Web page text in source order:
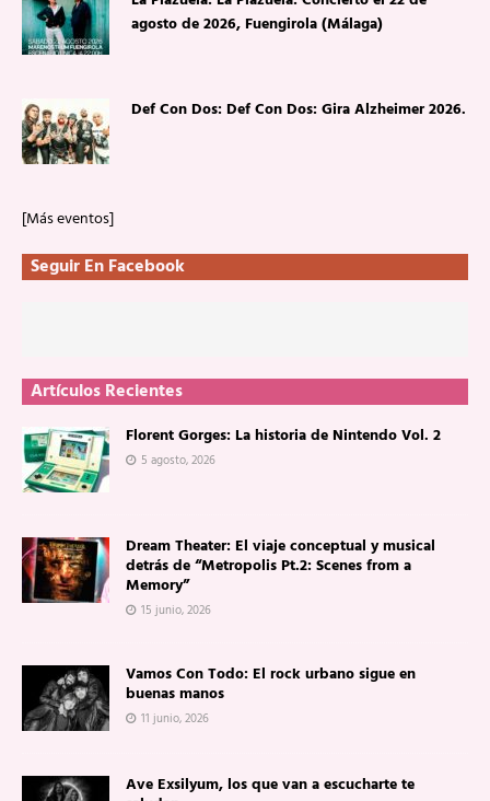
agosto de 2026, Fuengirola (Málaga)
Def Con Dos: Def Con Dos: Gira Alzheimer 2026.
[Más eventos]
Seguir En Facebook
Artículos Recientes
Florent Gorges: La historia de Nintendo Vol. 2
5 agosto, 2026
Dream Theater: El viaje conceptual y musical
detrás de “Metropolis Pt.2: Scenes from a
Memory”
15 junio, 2026
Vamos Con Todo: El rock urbano sigue en
buenas manos
11 junio, 2026
Ave Exsilyum, los que van a escucharte te